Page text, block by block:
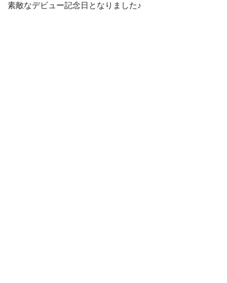
素敵なデビュー記念日となりました♪